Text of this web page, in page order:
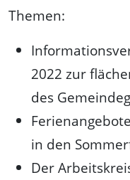
Themen:
2022 zur
des
in den
Der